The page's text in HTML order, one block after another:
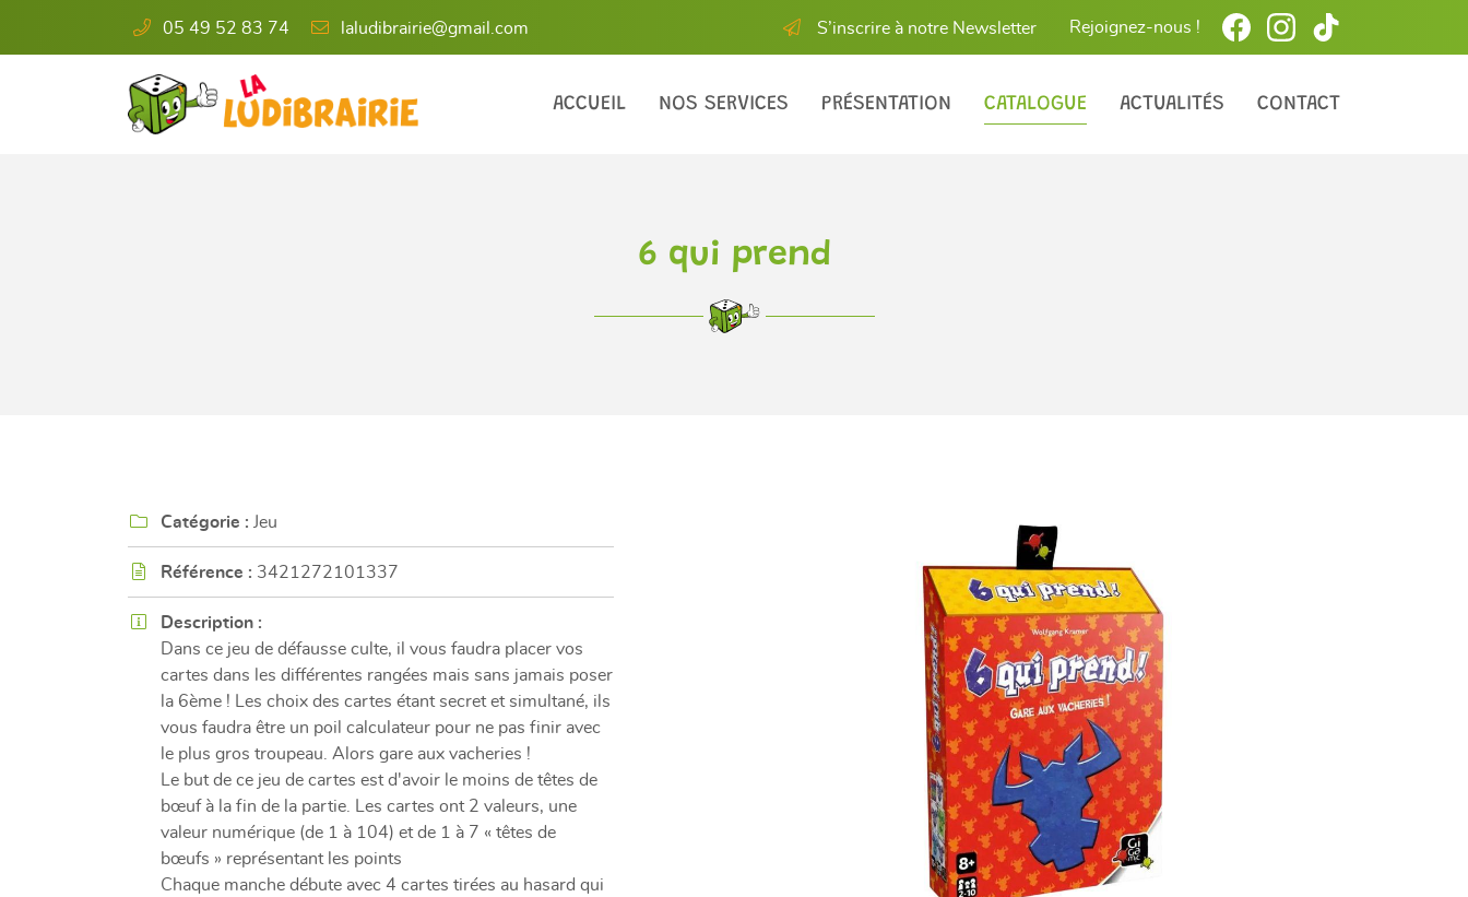
05 49 52 83 74 S’inscrire à notre Newsletter Rejoignez-nous !
ACCUEIL NOS SERVICES PRÉSENTATION CATALOGUE ACTUALITÉS CONTACT
86000 Poitiers
05 49 52 83 74
le formulaire de désinscription
INSCRIPTION
6 qui prend
 Catégorie : Jeu
 Référence : 3421272101337

Description :
Dans ce jeu de défausse culte, il vous faudra placer vos
cartes dans les différentes rangées mais sans jamais poser
la 6ème ! Les choix des cartes étant secret et simultané, ils
vous faudra être un poil calculateur pour ne pas finir avec
le plus gros troupeau. Alors gare aux vacheries !
Le but de ce jeu de cartes est d'avoir le moins de têtes de
bœuf à la fin de la partie. Les cartes ont 2 valeurs, une
valeur numérique (de 1 à 104) et de 1 à 7 « têtes de
bœufs » représentant les points
Chaque manche débute avec 4 cartes tirées au hasard qui